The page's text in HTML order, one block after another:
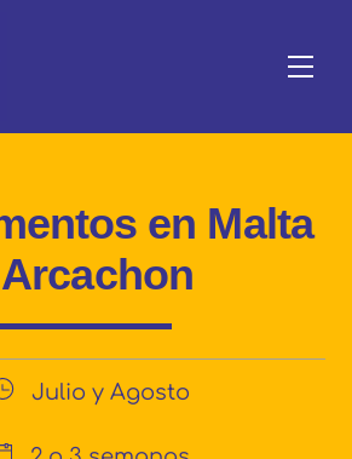
en Malta
Julio y Agosto